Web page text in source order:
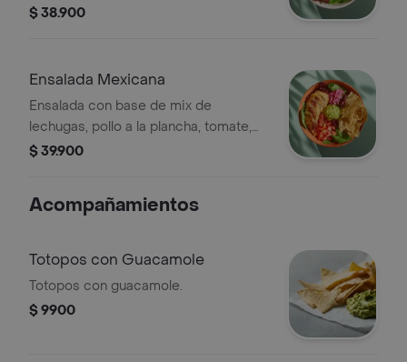
las hierbas, tomate cherry, queso feta,
$ 38.900
Ensalada Mexicana
Ensalada con base de mix de
lechugas, pollo a la plancha, tomate,
cebolla encurtida, totopos,
$ 39.900
Acompañamientos
Totopos con Guacamole
Totopos con guacamole.
$ 9900